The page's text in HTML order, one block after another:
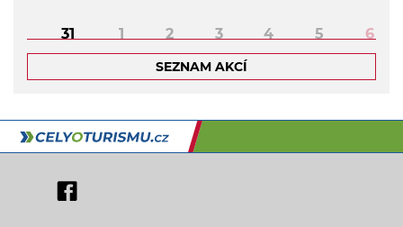
31 1 2 3 4 5 6
SEZNAM AKCÍ